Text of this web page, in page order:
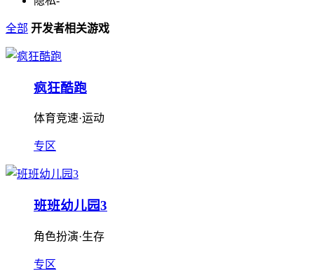
全部 开发者相关游戏
疯狂酷跑
体育竞速·运动
专区
班班幼儿园3
角色扮演·生存
专区